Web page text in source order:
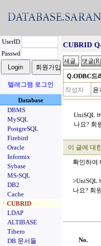
UserID
Passwd
텔레그램 로그인
Database
DBMS
MySQL
PostgreSQL
Firebird
Oracle
Informix
Sybase
MS-SQL
DB2
Cache
ㆍCUBRID
LDAP
ALTIBASE
Tibero
DB 문서들
CUBRID
Ｑ.ODBC드
작성자
윤
UniSQL
나요? 회
이 글에 대
확인하여
>UniSQL
나요? 회
No.